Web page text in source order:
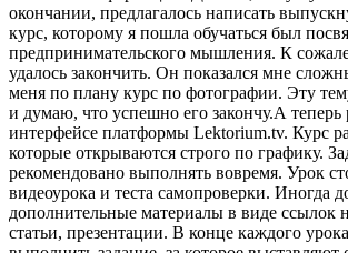
окончании, предлагалось написать
курс, которому я пошла обучаться был
предпринимательского мышления. К
удалось закончить. Он показался мне
меня по плану курс по фотографии. Эту
и думаю, что успешно его закончу.А теперь
интерфейсе платформы Lektorium.tv. Курс
которые открываются строго по графику.
рекомендовано выполнять вовремя. Урок
видеоурока и теста самопроверки. Иногда
дополнительные материалы в виде ссылок
статьи, презентации. В конце каждого